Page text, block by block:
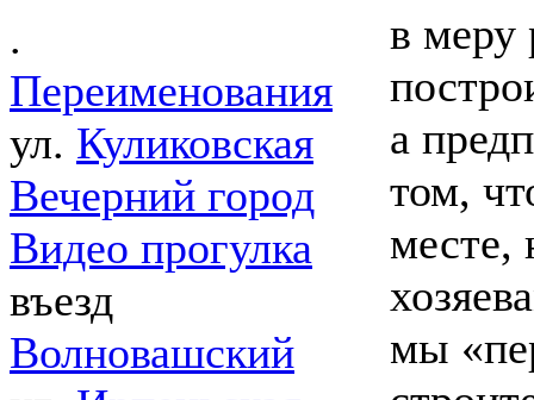
.
Переименования
ул. Куликовская
Вечерний город
Видео прогулка
въезд
Волновашский
в меру
а
том,
месте,
мы